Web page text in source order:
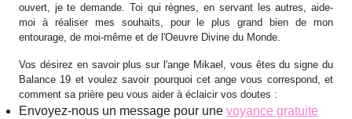
ouvert, je te demande. Toi qui règnes, en servant les autres, aide-
moi à réaliser mes souhaits, pour le plus grand bien de mon
entourage, de moi-même et de l'Oeuvre Divine du Monde.
Vos désirez en savoir plus sur l'ange Mikael, vous êtes du signe du
Balance 19 et voulez savoir pourquoi cet ange vous correspond, et
comment sa prière peu vous aider à éclaicir vos doutes :
Envoyez-nous un message pour une voyance gratuite